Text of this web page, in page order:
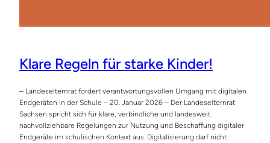
Klare Regeln für starke Kinder!
– Landeselternrat fordert verantwortungsvollen Umgang mit digitalen
Endgeräten in der Schule – 20. Januar 2026 – Der Landeselternrat
Sachsen spricht sich für klare, verbindliche und landesweit
nachvollziehbare Regelungen zur Nutzung und Beschaffung digitaler
Endgeräte im schulischen Kontext aus. Digitalisierung darf nicht